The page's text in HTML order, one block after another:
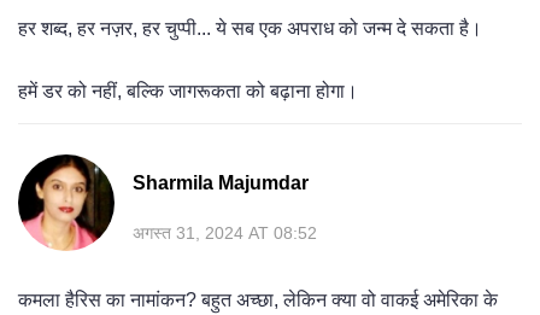
हर शब्द, हर नज़र, हर चुप्पी... ये सब एक अपराध को जन्म दे सकता है।
हमें डर को नहीं, बल्कि जागरूकता को बढ़ाना होगा।
Sharmila Majumdar
अगस्त 31, 2024 AT 08:52
कमला हैरिस का नामांकन? बहुत अच्छा, लेकिन क्या वो वाकई अमेरिका के